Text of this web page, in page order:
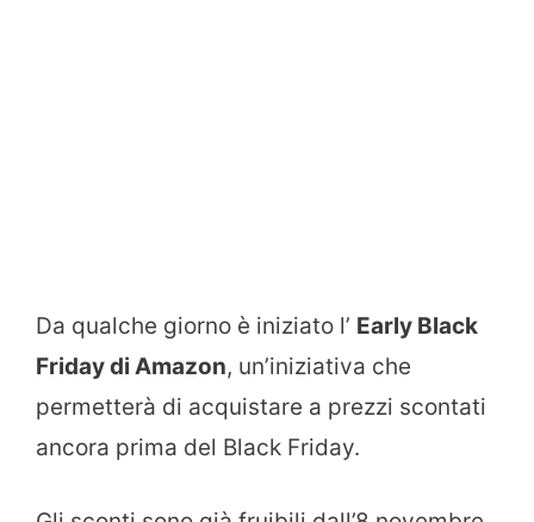
Da qualche giorno è iniziato l’ Early Black
Friday di Amazon, un’iniziativa che
permetterà di acquistare a prezzi scontati
ancora prima del Black Friday.